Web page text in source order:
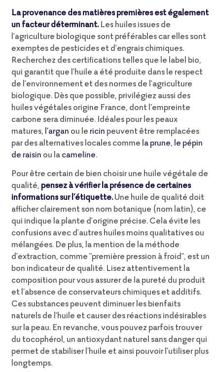
La provenance des matières premières est également
un facteur déterminant.Les huiles issues de
l'agriculture biologique sont préférables car elles sont
exemptes de pesticides et d'engrais chimiques.
Recherchez des certifications telles que le label bio,
qui garantit que l'huile a été produite dans le respect
de l'environnement et des normes de l'agriculture
biologique. Dès que possible, privilégiez aussi des
huiles végétales origine France, dont l’empreinte
carbone sera diminuée. Idéales pour les peaux
matures, l’argan ou le ricin peuvent être remplacées
par des alternatives locales comme la prune, le pépin
de raisin ou lacameline.
Pour être certain de bien choisir une huile végétale de
qualité, pensez à vérifier la présence de certaines
informations sur l’étiquette.Une huile de qualité doit
afficher clairement son nom botanique (nom latin), ce
qui indique la plante d'origine précise. Cela évite les
confusions avec d'autres huiles moins qualitatives ou
mélangées. De plus, la mention de la méthode
d'extraction, comme "première pression à froid", est un
bon indicateur de qualité. Lisez attentivement la
composition pour vous assurer de la pureté du produit
etl’absence de conservateurs chimiques et additifs.
Ces substances peuvent diminuer les bienfaits
naturels de l'huile et causer des réactions indésirables
sur la peau. En revanche, vous pouvez parfois trouver
du tocophérol, un antioxydant naturel sans danger qui
permet de stabiliser l’huile et ainsi pouvoir l’utiliser plus
longtemps.